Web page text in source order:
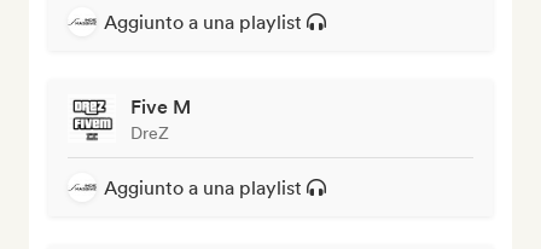
Aggiunto a una playlist
Five M
DreZ
Aggiunto a una playlist